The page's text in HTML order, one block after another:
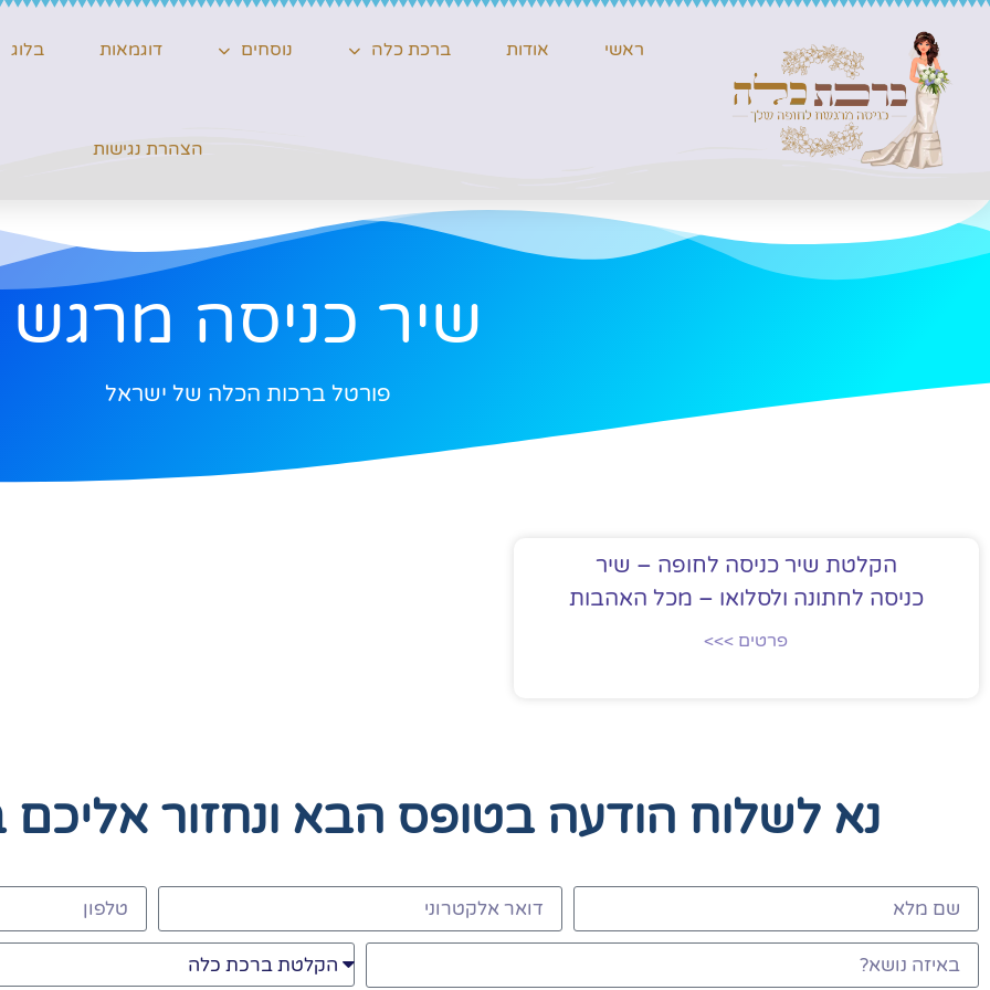
ראשי אודות ברכת כלה נוסחים דוגמאות בלוג
הצהרת נגישות
שיר כניסה מרגש
פורטל ברכות הכלה של ישראל
הקלטת שיר כניסה לחופה – שיר
כניסה לחתונה ולסלואו – מכל האהבות
פרטים >>>
נא לשלוח הודעה בטופס הבא ונחזור